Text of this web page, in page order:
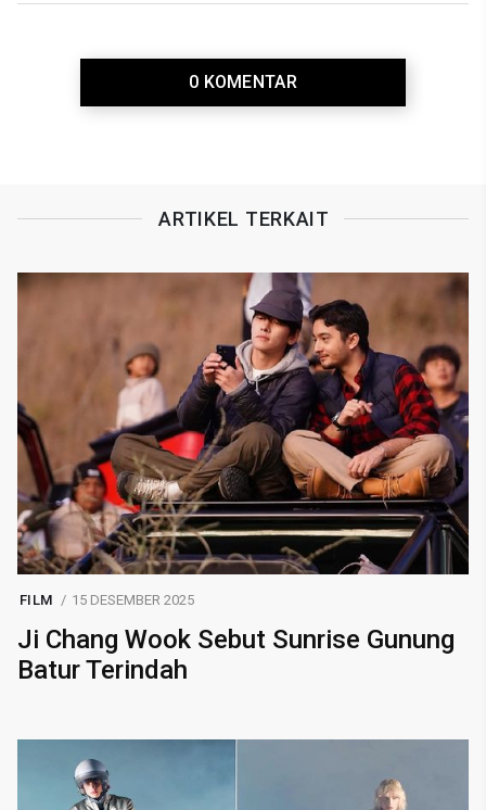
0 KOMENTAR
ARTIKEL TERKAIT
FILM 15 DESEMBER 2025
Ji Chang Wook Sebut Sunrise Gunung
Batur Terindah